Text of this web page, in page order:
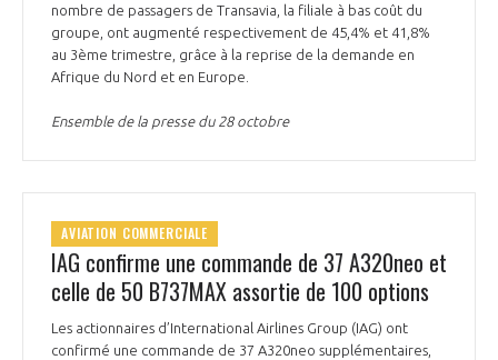
nombre de passagers de Transavia, la filiale à bas coût du
groupe, ont augmenté respectivement de 45,4% et 41,8%
au 3ème trimestre, grâce à la reprise de la demande en
Afrique du Nord et en Europe.
Ensemble de la presse du 28 octobre
AVIATION COMMERCIALE
IAG confirme une commande de 37 A320neo et
celle de 50 B737MAX assortie de 100 options
Les actionnaires d’International Airlines Group (IAG) ont
confirmé une commande de 37 A320neo supplémentaires,